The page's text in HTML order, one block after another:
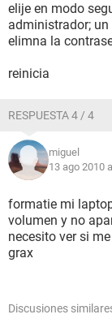
elije en modo
administrador;
elimna la
reinicia
RESPUESTA 4 / 4
miguel
13 ago 2010
formatie mi
volumen y no
necesito ver si
grax
Discusiones